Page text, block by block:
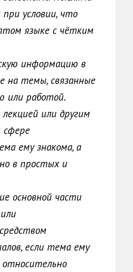
условии, что
языке с чётким
информацию в
на темы, связанные
или работой.
или другим
сфере
ему знакома, а
в простых и
основной части
если тема ему
относительно